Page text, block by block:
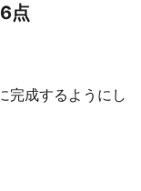
点
完成するようにし